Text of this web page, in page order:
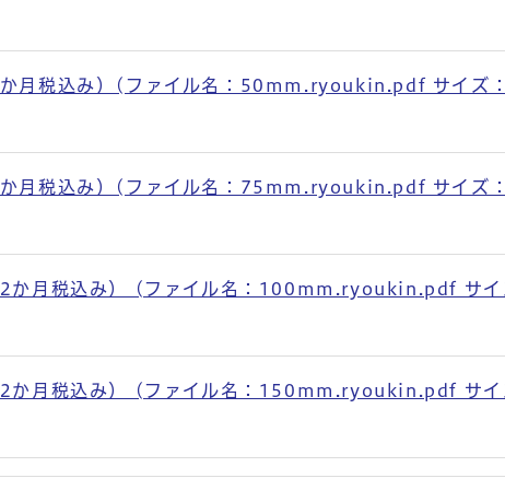
月税込み）(ファイル名：50mm.ryoukin.pdf サイズ：
月税込み）(ファイル名：75mm.ryoukin.pdf サイズ：
か月税込み） (ファイル名：100mm.ryoukin.pdf サイ
か月税込み） (ファイル名：150mm.ryoukin.pdf サイ